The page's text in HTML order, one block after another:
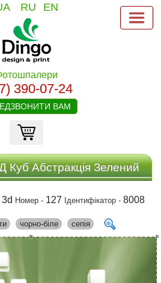
RU EN
390-07-24
ВАМ
Абстракція Зелений
Номер - 127 Ідентифікатор -8008
чорно-біле сепія